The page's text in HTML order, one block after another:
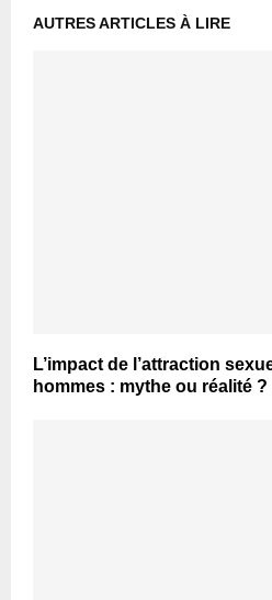
AUTRES ARTICLES À LIRE
L’impact de l’attraction
hommes : mythe ou réalité ?